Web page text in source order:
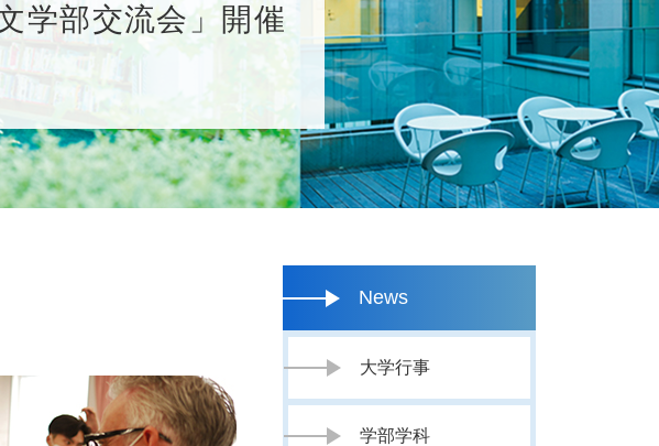
学部交流会」開催
News
大学行事
学部学科